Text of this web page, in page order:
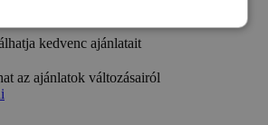
kedvenc ajánlatait
az ajánlatok változásairól